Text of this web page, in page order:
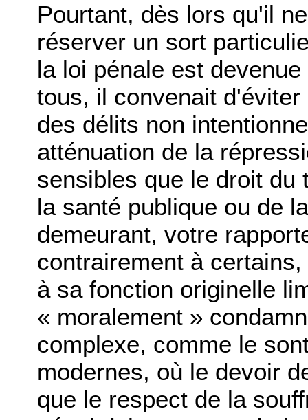
Pourtant, dès lors qu'il
réserver un sort
la loi pénale est
tous, il convenait
des délits non
atténuation de la
sensibles que le droit du
la santé publique ou de
demeurant, votre
contrairement à
à sa fonction originelle
« moralement »
complexe, comme le
modernes, où le devoir
que le respect de la